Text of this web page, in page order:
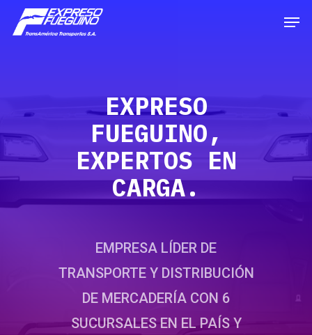
EXPRESO
FUEGUINO,
EXPERTOS EN
CARGA.
EMPRESA LÍDER DE
TRANSPORTE Y DISTRIBUCIÓN
DE MERCADERÍA CON 6
SUCURSALES EN EL PAÍS Y